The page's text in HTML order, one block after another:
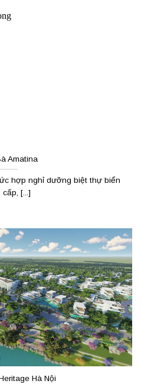
Amatina
hợp nghỉ dưỡng biệt thự biển
cấp, [...]
Hà Nội